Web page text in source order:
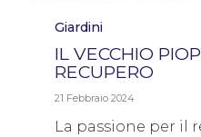
Category
Giardini
IL VECCHIO
RECUPERO
21 Febbraio 2024
La passione per il